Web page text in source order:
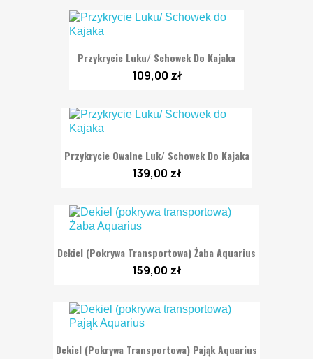
Przykrycie Luku/ Schowek Do Kajaka
109,00 zł
Przykrycie Owalne Luk/ Schowek Do Kajaka
139,00 zł
Dekiel (pokrywa Transportowa) Żaba Aquarius
159,00 zł
Dekiel (pokrywa Transportowa) Pająk Aquarius